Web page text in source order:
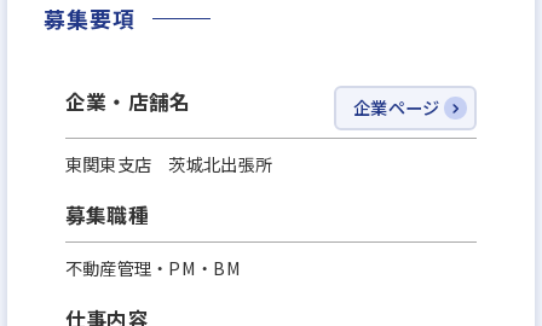
募集要項
企業・店舗名 企業ページ
東関東支店 茨城北出張所
募集職種
不動産管理・PM・BM
仕事内容